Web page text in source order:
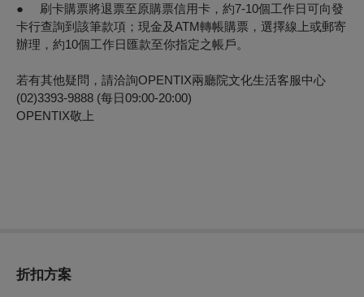
● 刷卡購票將退票至原購票信用卡，約7-10個工作日可向發
卡行查詢到該筆款項；現金及ATM轉帳購票，選擇線上或郵寄
辦理，約10個工作日匯款至你指定之帳戶。
若有其他疑問，請洽詢OPENTIX兩廳院文化生活客服中心
(02)3393-9888 (每日09:00-20:00)
OPENTIX敬上
折扣方案